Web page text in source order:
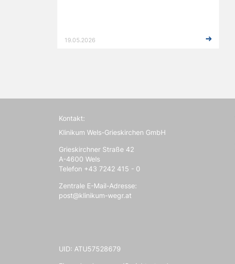
19.05.2026
Kontakt:
Klinikum Wels-Grieskirchen GmbH
Grieskirchner Straße 42
A-4600 Wels
Telefon +43 7242 415 - 0
Zentrale E-Mail-Adresse:
post@klinikum-wegr.at
UID: ATU57528679